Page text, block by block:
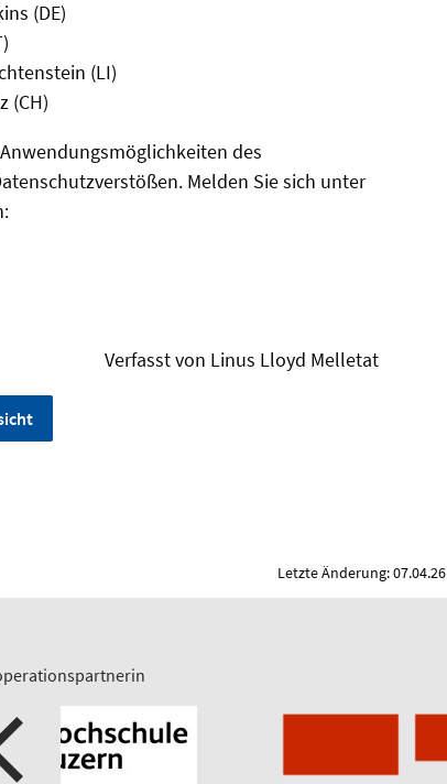
(DE)
(LI)
(CH)
des
Melden Sie sich unter
Verfasst von Linus Lloyd Melletat
Letzte Änderung: 07.04.26